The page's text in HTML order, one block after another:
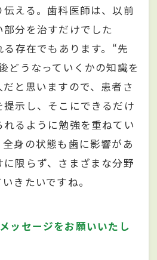
える。歯科医師は、以前
分を治すだけでした
存在でもあります。“先
どうなっていくかの知識を
と思いますので、患者さ
示し、そこにできるだけ
るように勉強を重ねてい
身の状態も歯に影響があ
限らず、さまざまな分野
きたいですね。
ッセージをお願いいたし